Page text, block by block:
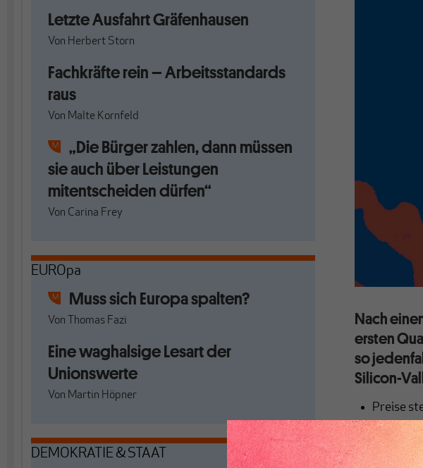
Letzte Ausfahrt Gräfenhausen
Von Herbert Storn
Fachkräfte rein – Arbeitsstandards
raus
Von Malte Kornfeld
„Die Bürger zahlen, dann müssen
sie auch über Leistungen
mitentscheiden dürfen“
Von Carina Frey
EUROpa
Muss sich Europa spalten?
Von Thomas Fazi
Eine waghalsige Lesart der
Unionswerte
Von Martin Höpner
DEMOKRATIE & STAAT
Nach
ersten
so
Silicon-
Preise
Import